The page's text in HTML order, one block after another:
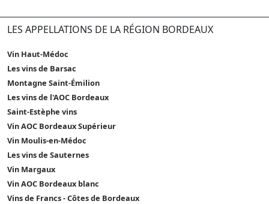
LES APPELLATIONS DE LA RÉGION BORDEAUX
Vin Haut-Médoc
Les vins de Barsac
Montagne Saint-Émilion
Les vins de l'AOC Bordeaux
Saint-Estèphe vins
Vin AOC Bordeaux Supérieur
Vin Moulis-en-Médoc
Les vins de Sauternes
Vin Margaux
Vin AOC Bordeaux blanc
Vins de Francs - Côtes de Bordeaux